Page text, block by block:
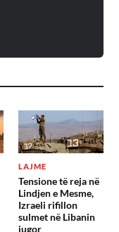
LAJME
Tensione të reja në
Lindjen e Mesme,
Izraeli rifillon
sulmet në Libanin
jugor